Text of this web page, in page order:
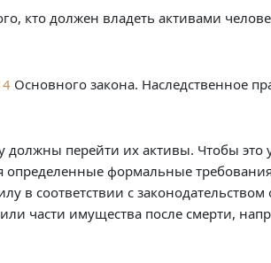
кто должен владеть активами
Основного закона. Наследственное
должны перейти их активы. Чтобы это
определенные формальные
соответствии с законодательством
части имущества после смерти,